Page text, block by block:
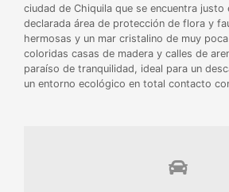
ciudad de Chiquila que se encuentra justo
declarada área de protección de flora y
hermosas y un mar cristalino de muy
coloridas casas de madera y calles de
paraíso de tranquilidad, ideal para un
un entorno ecológico en total contacto